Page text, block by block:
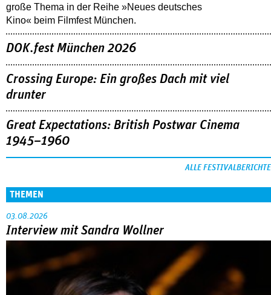
große Thema in der Reihe »Neues deutsches
Kino« beim Filmfest München.
DOK.fest München 2026
Crossing Europe: Ein großes Dach mit viel
drunter
Great Expectations: British Postwar Cinema
1945–1960
ALLE FESTIVALBERICHTE
THEMEN
03.08.2026
Interview mit Sandra Wollner